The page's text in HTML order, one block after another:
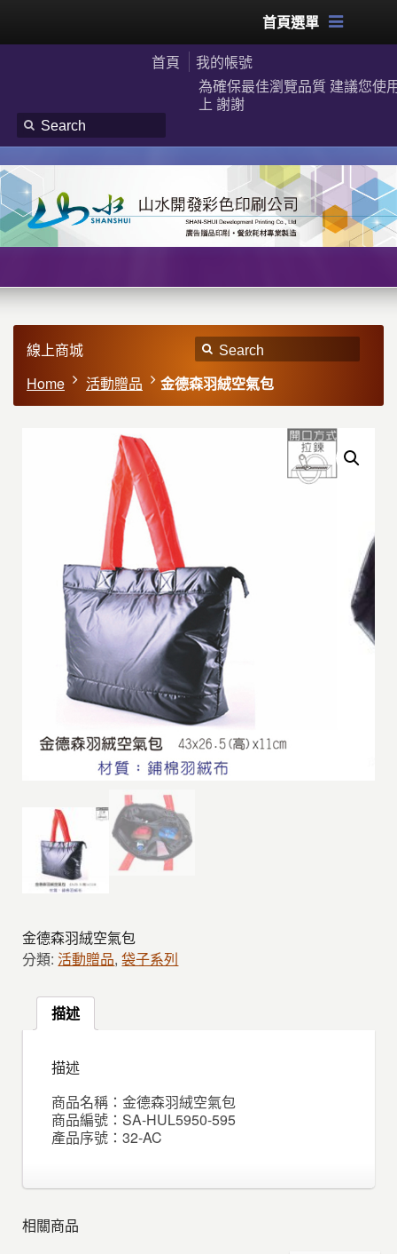
首頁選單
首頁
我的帳號
為確保最佳瀏覽品質 建議您使
上 謝謝
線上商城
Home
活動贈品 金德森羽絨空氣包
金德森羽絨空氣包
分類:活動贈品,袋子系列
描述
描述
商品名稱：金德森羽絨空氣包
商品編號：SA-HUL5950-595
產品序號：32-AC
相關商品